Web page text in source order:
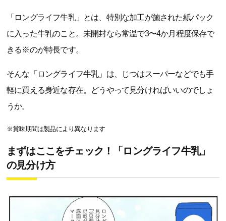
「ロングライフ牛乳」とは、特別な加工が施された紙パック
に入った牛乳のこと。未開封なら常温で3〜4か月程度保存で
きる※のが特長です。
そんな「ロングライフ牛乳」は、じつはスーパーなどでも手
軽に買える身近な存在。どうやって見分ければいいのでしょ
うか。
※賞味期間は製品により異なります
まずはここをチェック！「ロングライフ牛乳」
の見分け方